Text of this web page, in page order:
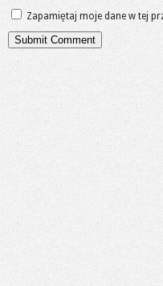
Zapamiętaj moje dane w tej